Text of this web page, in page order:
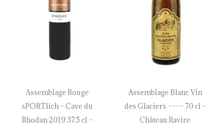
Assemblage Rouge
sPORTlich – Cave du
Rhodan 2019 37.5 cl –
Assemblage Blanc Vin
des Glaciers –––– 70 cl –
Château Ravire